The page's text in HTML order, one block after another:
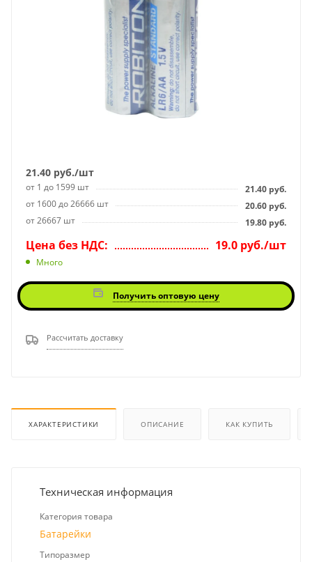
21.40 руб./шт
от 1 до 1599 шт 21.40 руб.
от 1600 до 26666 шт
20.60 руб.
от 26667 шт
19.80 руб.
Цена без НДС: 19.0 руб./шт
Много
Получить оптовую цену
Рассчитать доставку
ХАРАКТЕРИСТИКИ ОПИСАНИЕ КАК КУПИТЬ
Техническая информация
Категория товара
Батарейки
Типоразмер